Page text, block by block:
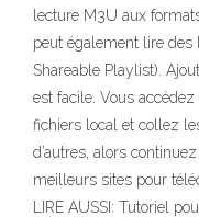
lecture M3U aux
peut également lire des
Shareable Playlist).
est facile. Vous
fichiers local et collez
d’autres, alors
meilleurs sites pour
LIRE AUSSI: Tutoriel